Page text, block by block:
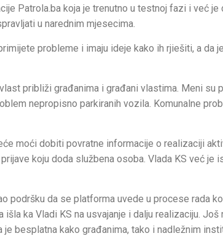
Patrola.ba koja je trenutno u testnoj fazi i već je
u narednim mjesecima.
probleme i imaju ideje kako ih rjiešiti, a da
približi građanima i građani vlastima. Meni su
nepropisno parkiranih vozila. Komunalne
moći dobiti povratne informacije o realizaciji
koju doda službena osoba. Vlada KS već je
podršku da se platforma uvede u procese rada
ka Vladi KS na usvajanje i dalju realizaciju. Još
besplatna kako građanima, tako i nadležnim